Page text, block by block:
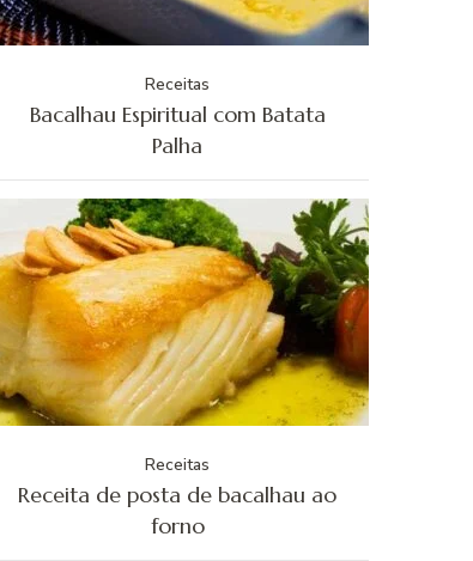
Receitas
Bacalhau Espiritual com Batata
Palha
Receitas
Receita de posta de bacalhau ao
forno